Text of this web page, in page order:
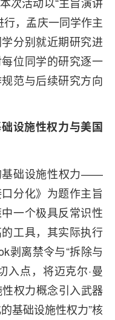
，孟庆一同学作主
分别就近期研究进
位同学的研究逐一
范与后续研究方向
设施性权力与美国
基础设施性权力——
分化》为题作主旨
一个极具反常识性
工具，其实际执行
剥离禁令与“拆除与
入点，将迈克尔·曼
性权力概念引入武器
基础设施性权力”核